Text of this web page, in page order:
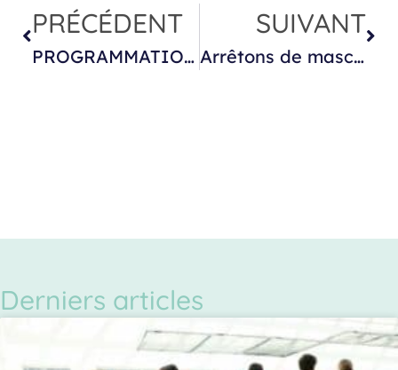
PRÉCÉDENT
PROGRAMMATION GIRONDE 2026 :
SUIVANT
Arrêtons de masculiniser les petites filles
Derniers articles